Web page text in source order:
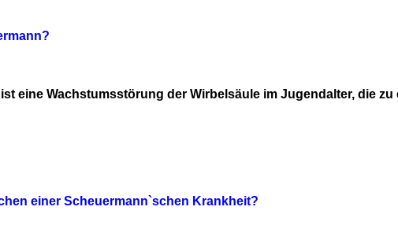
eine Wachstumsstörung der Wirbelsäule im Jugendalter, die
einer Scheuermann`schen Krankheit?